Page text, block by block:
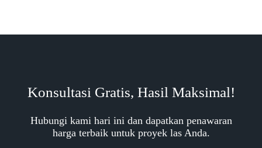
Konsultasi Gratis, Hasil Maksimal!
Hubungi kami hari ini dan dapatkan penawaran
harga terbaik untuk proyek las Anda.